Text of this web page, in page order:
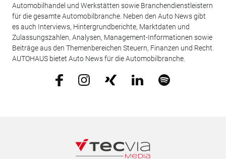
Automobilhandel und Werkstätten sowie Branchendienstleistern
für die gesamte Automobilbranche. Neben den Auto News gibt
es auch Interviews, Hintergrundberichte, Marktdaten und
Zulassungszahlen, Analysen, Management-Informationen sowie
Beiträge aus den Themenbereichen Steuern, Finanzen und Recht.
AUTOHAUS bietet Auto News für die Automobilbranche.